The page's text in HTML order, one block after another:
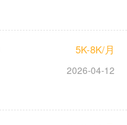
5K-8K/月
2026-04-12